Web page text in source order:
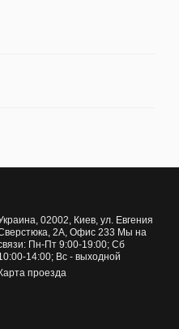
02002, Киев, ул. Евгения
2А, Офис 233 Мы на
Пн-Пт 9:00-19:00; Сб
10:00-14:00; Вс - выходной
Карта проезда